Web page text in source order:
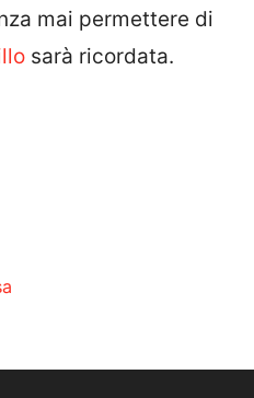
mai permettere di
sarà ricordata.